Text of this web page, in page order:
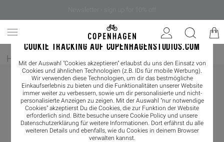
COOKIE TRACKING AUF COPENHAGENSTUDIOS.COM
Mit der Auswahl "Cookies akzeptieren" erlaubst du uns den Einsatz von
Cookies und ähnlichen Technologien (z.B. IDs für mobile Werbung).
Wir verwenden diese Technologien, um dir das bestmögliche
Einkaufserlebnis zu bieten und die Funktionalitäten unserer Website
immer weiter zu verbessern, sowie um dir personalisierte und nicht-
personalisierte Anzeigen zu zeigen. Mit der Auswahl "nur notwendige
Cookies" akzeptierst Du die Cookies, die zur Funktion der Website
erforderlich sind. Bitte besuche unsere Cookie Policy und unsere
Datenschutzerklärung für weitere Informationen. Dort erfährst du alle
weiteren Details und ebenfalls, wie du Cookies in deinem Browser
verwalten kannst.
Home / Herren/ Loafer